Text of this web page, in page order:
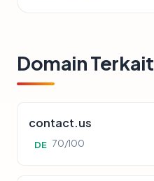
Domain Terkait
contact.us
DE 70/100